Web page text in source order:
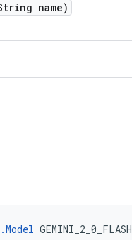
name)
GEMINI_2_0_FLASH